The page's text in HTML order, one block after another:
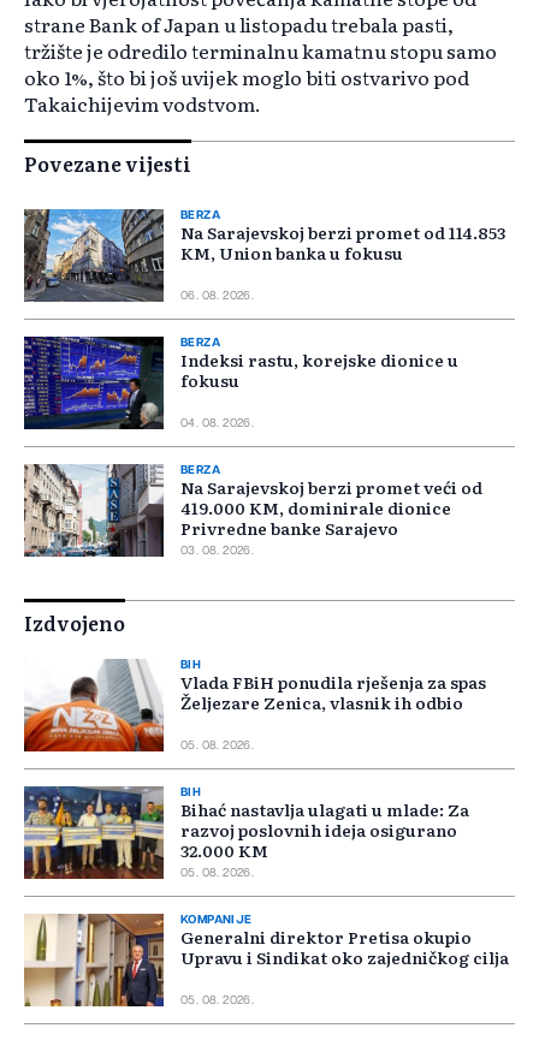
strane Bank of Japan u listopadu trebala pasti,
tržište je odredilo terminalnu kamatnu stopu samo
oko 1%, što bi još uvijek moglo biti ostvarivo pod
Takaichijevim vodstvom.
Povezane vijesti
BERZA
Na Sarajevskoj berzi promet od 114.853
KM, Union banka u fokusu
06. 08. 2026.
BERZA
Indeksi rastu, korejske dionice u
fokusu
04. 08. 2026.
BERZA
Na Sarajevskoj berzi promet veći od
419.000 KM, dominirale dionice
Privredne banke Sarajevo
03. 08. 2026.
Izdvojeno
BIH
Vlada FBiH ponudila rješenja za spas
Željezare Zenica, vlasnik ih odbio
05. 08. 2026.
BIH
Bihać nastavlja ulagati u mlade: Za
razvoj poslovnih ideja osigurano
32.000 KM
05. 08. 2026.
KOMPANIJE
Generalni direktor Pretisa okupio
Upravu i Sindikat oko zajedničkog cilja
05. 08. 2026.